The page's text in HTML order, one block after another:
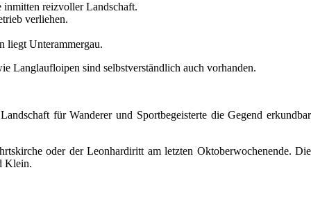
inmitten reizvoller Landschaft.
verliehen.
liegt Unterammergau.
Langlaufloipen sind selbstverständlich auch vorhanden.
für Wanderer und Sportbegeisterte die Gegend erkundbar
oder der Leonhardiritt am letzten Oktoberwochenende. Die
Klein.